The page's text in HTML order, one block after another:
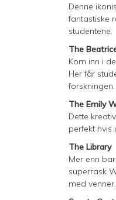
Denne
fantastiske
studentene.
The
Kom inn i
Her får
forskningen.
The Emily
Dette
perfekt hvis
The Library
Mer enn
superrask
med venner.